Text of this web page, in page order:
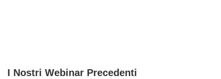
I Nostri Webinar Precedenti